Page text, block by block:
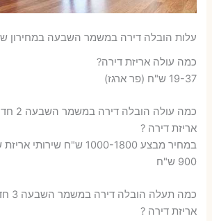
עלות הובלה דירה במשמר השבעה במחירון
כמה עולה אריזת דירה​?
19-37 ש"ח (פר ארגז)
כמה
אריזת דירה ?
900 ש"ח
כמה
אריזת דירה ?